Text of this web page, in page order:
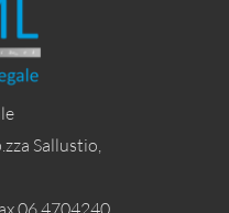
Sallustio,
06 4704240